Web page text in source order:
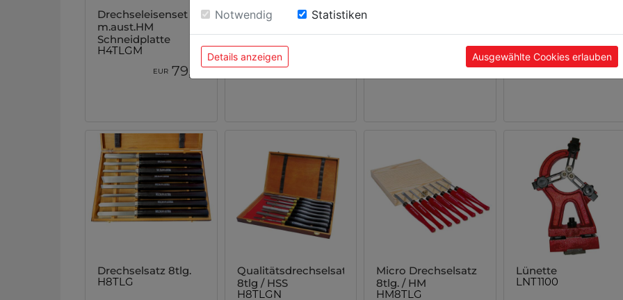
Drechseleisenset
m.aust.HM
Schneidplatte
H4TLGM
EUR 79, 00
Drechseleisenset
Schneidplatte
H4TLGS
Schneidplatte
99,00 99,00
Drechselsatz 8tlg.
H8TLG
Qualitätsdrechselsatz
8tlg / HSS
H8TLGN
Micro Drechselsatz
8tlg. / HM
HM8TLG
Lünette
LNT1100
Notwendig Statistiken
Details anzeigen Ausgewählte Cookies erlauben